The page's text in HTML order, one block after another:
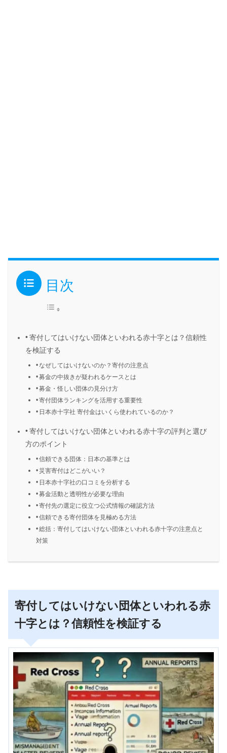
目次
寄付してはいけない団体といわれる赤十字とは？信頼性
を検証する
なぜしてはいけないのか？寄付の注意点
募金の中抜きが疑われるケースとは
募金・怪しい団体の見分け方
寄付団体ランキングを活用する重要性
日本赤十字社 寄付金はいくら使われているのか？
寄付してはいけない団体といわれる赤十字の評判と選び
方のポイント
信頼できる団体：日本の基準とは
災害寄付はどこがいい？
日本赤十字社の口コミを分析する
募金活動と透明性が必要な理由
寄付先の選定に役立つ公式情報の確認方法
信頼できる寄付団体を見極める方法
総括：寄付してはいけない団体といわれる赤十字の注意点と
対策
寄付してはいけない団体といわれる赤
十字とは？信頼性を検証する